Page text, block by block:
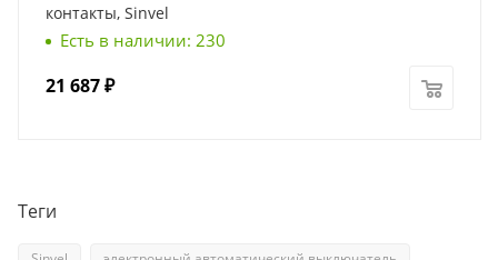
контакты, Sinvel
Есть в наличии: 230
21 687₽
Теги